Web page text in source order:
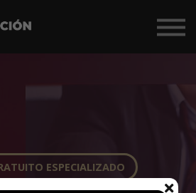
Market ↗
ESPECIALIZADO